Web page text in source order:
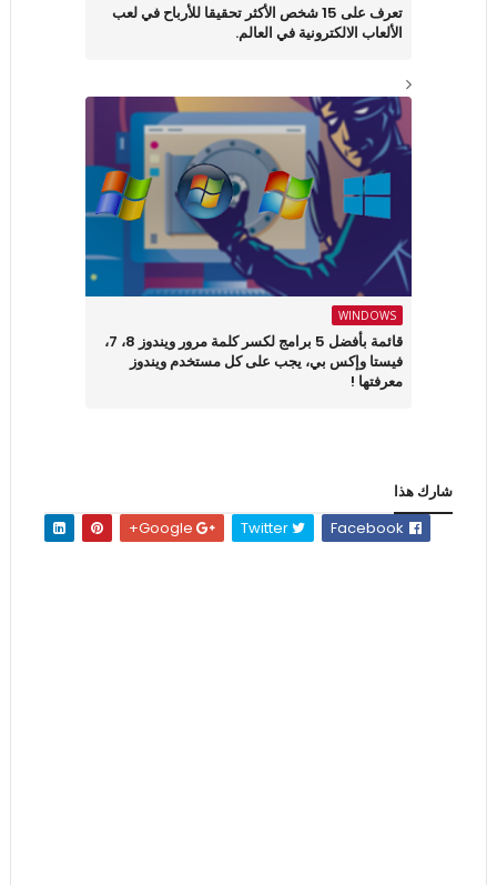
تعرف على 15 شخص الأكثر تحقيقا للأرباح في لعب
الألعاب الالكترونية في العالم.
WINDOWS
قائمة بأفضل 5 برامج لكسر كلمة مرور ويندوز 8، 7،
فيستا وإكس بي، يجب على كل مستخدم ويندوز
معرفتها !
شارك هذا
Twitter